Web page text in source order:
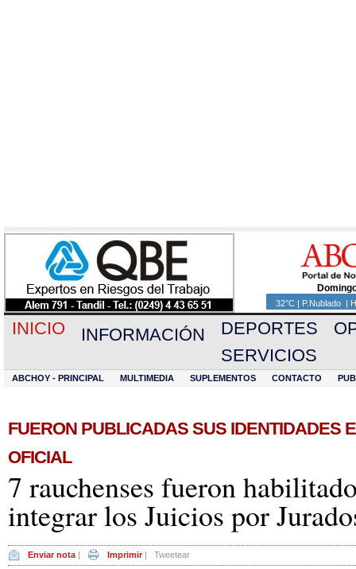
32°C | P.Nublado |
INICIO INFORMACIÓN DEPORTES
SERVICIOS
ABCHOY - PRINCIPAL MULTIMEDIA SUPLEMENTOS CONTACTO
FUERON PUBLICADAS SUS IDENTIDADES
OFICIAL
7 rauchenses fueron
integrar los Juicios por
Enviar nota | Imprimir| Tweetear